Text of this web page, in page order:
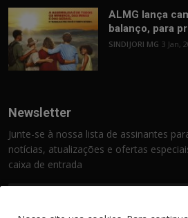
ALMG lança
balanço, para
SINDIJORI MG 3 Jan,
Newsletter
Junte-se à nossa lista de assinantes
notícias, atualizações e ofertas
caixa de entrada